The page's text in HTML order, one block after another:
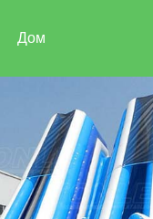
Дом